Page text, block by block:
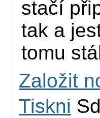
stačí
tak a
tomu
Založit
Tiskni